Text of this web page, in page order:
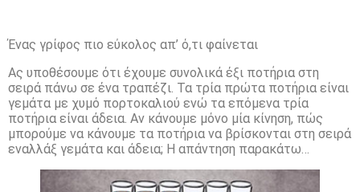
Ένας γρίφος πιο εύκολος απ’ ό,τι φαίνεται
Ας υποθέσουμε ότι έχουμε συνολικά έξι ποτήρια στη
σειρά πάνω σε ένα τραπέζι. Τα τρία πρώτα ποτήρια είναι
γεμάτα με χυμό πορτοκαλιού ενώ τα επόμενα τρία
ποτήρια είναι άδεια. Αν κάνουμε μόνο μία κίνηση, πώς
μπορούμε να κάνουμε τα ποτήρια να βρίσκονται στη σειρά
εναλλάξ γεμάτα και άδεια; Η απάντηση παρακάτω…